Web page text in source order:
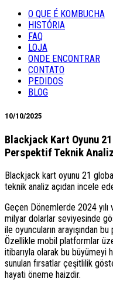
JEYY Kombucha
Feito com Amor
O QUE É KOMBUCHA
HISTÓRIA
FAQ
LOJA
ONDE ENCONTRAR
CONTATO
PEDIDOS
BLOG
10/10/2025
Blackjack Kart Oyunu
Perspektif Teknik
Blackjack kart oyunu 21
teknik analiz açıdan incele
Geçen Dönemlerde 2024
milyar dolarlar seviyesinde
ile oyuncuların arayışından
Özellikle mobil platformlar
itibarıyla olarak bu büyümeyi
sunulan fırsatlar çeşitlilik
hayati öneme haizdir.